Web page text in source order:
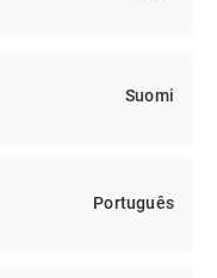
Suomi
Português